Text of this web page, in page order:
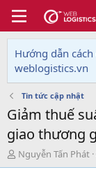
Hướng dẫn
weblogistics.vn
Tin tức cập nhật
Giảm thuế
giao thương
T
h
Nguyễn Tấn Phát